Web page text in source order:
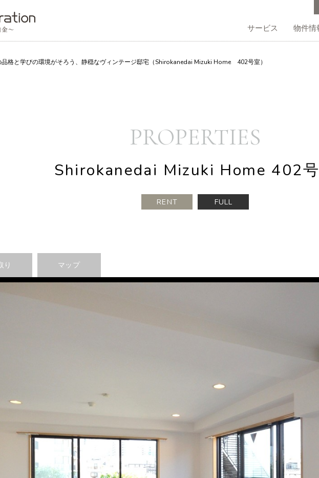
サービス
不動産再生事業
物件情
歴史
品格と学びの環境がそろう、静穏なヴィンテージ邸宅（Shirokanedai Mizuki Home 402号室）
PROPERTIES
Shirokanedai Mizuki Home 402
RENT FULL
り マップ